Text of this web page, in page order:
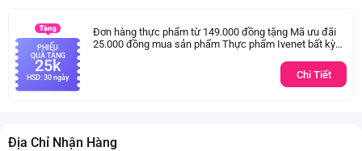
PHIẾU
QUÀ TẶNG
25k
HSD: 30 ngày
Đơn hàng thực phẩm từ 149.000 đồng tặng Mã ưu đãi
25.000 đồng mua sản phẩm Thực phẩm Ivenet bất kỳ
Chi Tiết
Địa Chỉ Nhận Hàng